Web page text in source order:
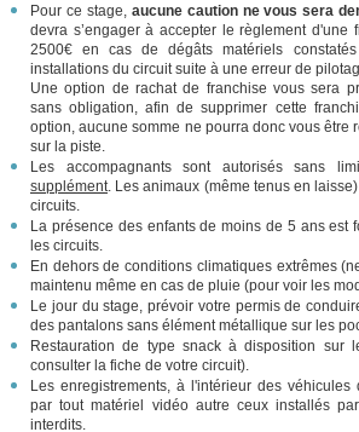
Pour ce stage, aucune caution ne vous sera
devra s’engager à accepter le règlement d'une
2500€ en cas de dégâts matériels
installations du circuit suite à une erreur de
Une option de rachat de franchise vous sera
sans obligation, afin de supprimer cette
option, aucune somme ne pourra donc vous être
sur la piste.
Les accompagnants sont autorisés sans
supplément . Les animaux (même tenus en
circuits.
La présence des enfants de moins de 5 ans est
les circuits.
En dehors de conditions climatiques extrêmes
maintenu même en cas de pluie (pour voir les
Le jour du stage, prévoir votre permis de
des pantalons sans élément métallique sur les
Restauration de type snack à disposition sur
consulter la fiche de votre circuit).
Les enregistrements, à l'intérieur des véhicules
par tout matériel vidéo autre ceux installés
interdits.